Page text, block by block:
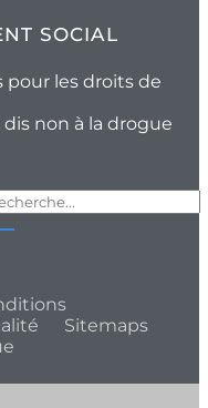
SOCIAL
pour les droits de
dis non à la drogue
Sitemaps